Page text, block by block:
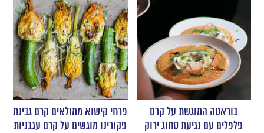
בוראטה המוגשת על קרם
פלפלים עם נגיעת סחוג ירוק
פרחי קישוא ממולאים קרם גבינת
פקורינו מוגשים על קרם עגבניות